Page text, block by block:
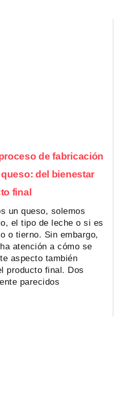
de fabricación
del bienestar
final
un queso, solemos
el tipo de leche o si es
o tierno. Sin embargo,
atención a cómo se
aspecto también
producto final. Dos
parecidos